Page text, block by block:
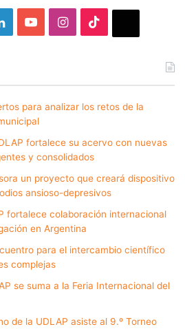
LinkedInYouTubeInstagram
para analizar los retos de la
fortalece su acervo con nuevas
y consolidados
un proyecto que creará dispositivo
ansioso-depresivos
fortalece colaboración internacional
en Argentina
para el intercambio científico
complejas
se suma a la Feria Internacional del
de la UDLAP asiste al 9.º Torneo